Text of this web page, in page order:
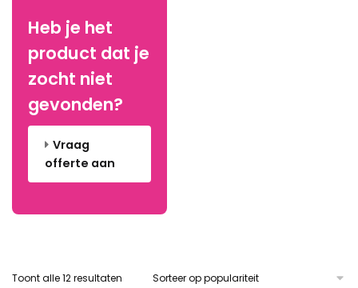
optie
kan
gekozen
productpagina
Heb je het
product dat je
zocht niet
gevonden?
Vraag
offerte aan
Toont alle 12 resultaten Gesorteerd